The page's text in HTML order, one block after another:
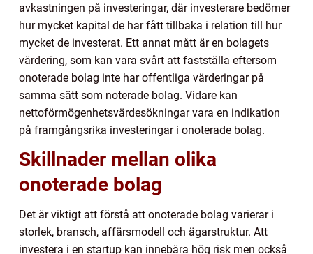
avkastningen på investeringar, där investerare bedömer
hur mycket kapital de har fått tillbaka i relation till hur
mycket de investerat. Ett annat mått är en bolagets
värdering, som kan vara svårt att fastställa eftersom
onoterade bolag inte har offentliga värderingar på
samma sätt som noterade bolag. Vidare kan
nettoförmögenhetsvärdesökningar vara en indikation
på framgångsrika investeringar i onoterade bolag.
Skillnader mellan olika
onoterade bolag
Det är viktigt att förstå att onoterade bolag varierar i
storlek, bransch, affärsmodell och ägarstruktur. Att
investera i en startup kan innebära hög risk men också